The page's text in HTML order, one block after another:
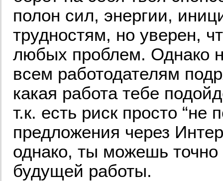
полон сил, энергии,
трудностям, но уверен,
любых проблем. Однако
всем работодателям
какая работа тебе
т.к. есть риск просто “не
предложения через
однако, ты можешь точно
будущей работы.